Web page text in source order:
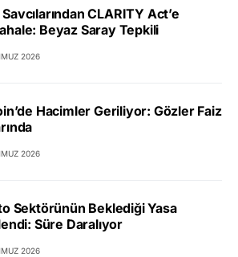
CLARITY Act’e
Beyaz Saray Tepkili
2026
Hacimler Geriliyor: Gözler Faiz
2026
Sektörünün Beklediği Yasa
Süre Daralıyor
2026